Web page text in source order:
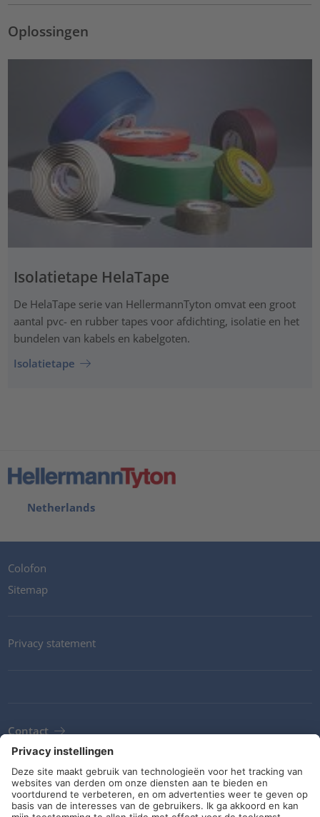
Oplossingen
Isolatietape HelaTape
De HelaTape serie van HellermannTyton omvat een groot
aantal pvc- en rubber tapes voor afdichting, isolatie en het
bundelen van kabels en kabelgoten.
Isolatietape
Netherlands
Colofon
Sitemap
Privacy statement
Contact
Newsletter
ALV